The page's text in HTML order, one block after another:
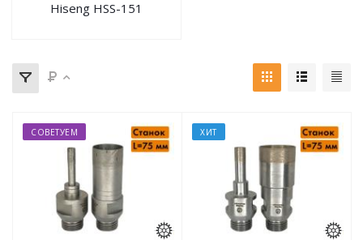
Hiseng HSS-151
СОВЕТУЕМ ХИТ